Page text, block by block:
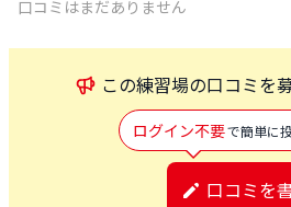
口コミはまだありません
この練習場の口コミを
ログイン不要で簡単に
口コミを